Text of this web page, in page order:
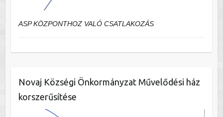
ASP KÖZPONTHOZ VALÓ CSATLAKOZÁS
Novaj Községi Önkormányzat Művelődési ház
korszerűsítése